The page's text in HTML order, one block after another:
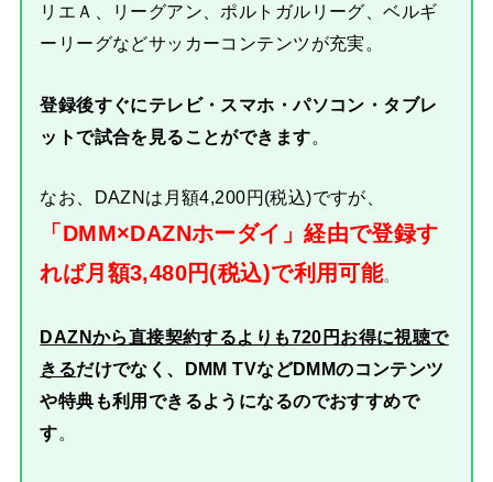
リエＡ、リーグアン、ポルトガルリーグ、ベルギ
ーリーグなどサッカーコンテンツが充実。
登録後すぐにテレビ・スマホ・パソコン・タブレ
ットで試合を見ることができます
なお、DAZNは月額4,200円(税込)ですが、
「DMM×DAZNホーダイ」経由で登録す
れば月額3,480円(税込)で利用可能。
DAZNから直接契約するよりも720円お得に視聴で
きるだけでなく、DMM TVなどDMMのコンテンツ
や特典も利用できるようになるのでおすすめで
す。